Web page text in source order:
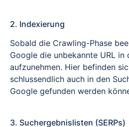
2. Indexierung
Sobald die Crawling-Phase
Google die unbekannte URL in
aufzunehmen. Hier befinden
schlussendlich auch in den
Google gefunden werden
3. Suchergebnislisten (SERPs)